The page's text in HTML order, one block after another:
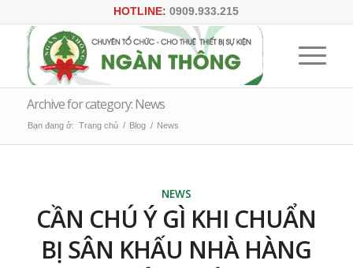
HOTLINE: 0909.933.215
Archive for category: News
Bạn đang ở: Trang chủ / Blog / News
NEWS
CẦN CHÚ Ý GÌ KHI CHUẨN
BỊ SÂN KHẤU NHÀ HÀNG